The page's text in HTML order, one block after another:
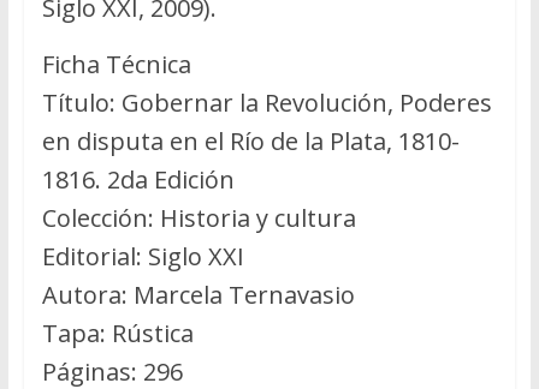
Siglo XXI, 2009).
Ficha Técnica
Título: Gobernar la Revolución, Poderes
en disputa en el Río de la Plata, 1810-
1816. 2da Edición
Colección: Historia y cultura
Editorial: Siglo XXI
Autora: Marcela Ternavasio
Tapa: Rústica
Páginas: 296